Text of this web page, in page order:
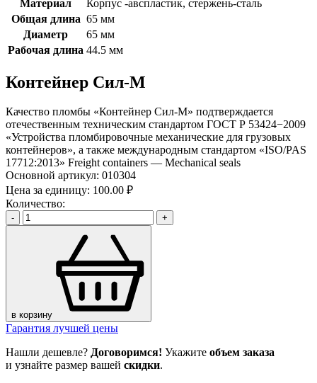
Материал
Корпус -авспластик, стержень-сталь
Общая длина 65 мм
Диаметр
65 мм
Рабочая длина 44.5 мм
Контейнер Сил-М
Качество пломбы «Контейнер Сил-М» подтверждается
отечественным техническим стандартом ГОСТ Р 53424−2009
«Устройства пломбировочные механические для грузовых
контейнеров», а также международным стандартом «ISO/PAS
17712:2013» Freight containers — Mechanical seals
Основной артикул: 010304
Цена за единицу: 100.00 ₽
Количество:
- +
в корзину
Гарантия лучшей цены
Нашли дешевле? Договоримся! Укажите объем заказа
и узнайте размер вашей скидки.